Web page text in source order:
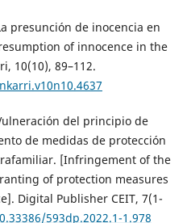
presunción de inocencia en
of innocence in the
10(10), 89–112.
del principio de
de medidas de protección
[Infringement of the
of protection measures
Digital Publisher CEIT, 7(1-
593dp.2022.1-1.978